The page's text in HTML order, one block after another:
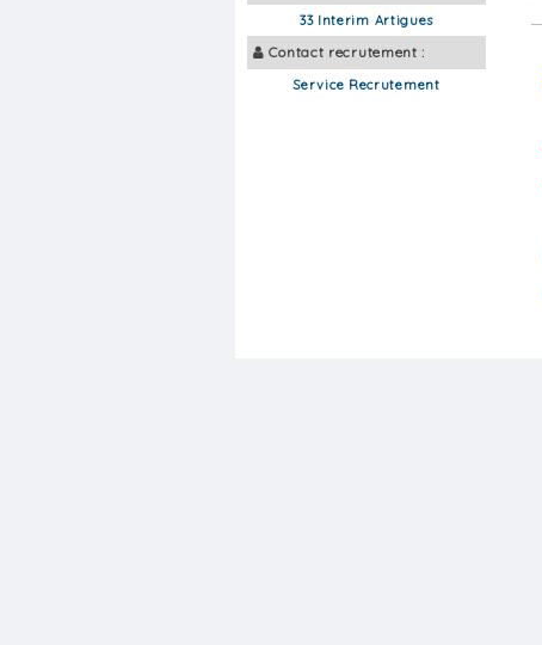
33 Interim Artigues
Contact recrutement :
Service Recrutement